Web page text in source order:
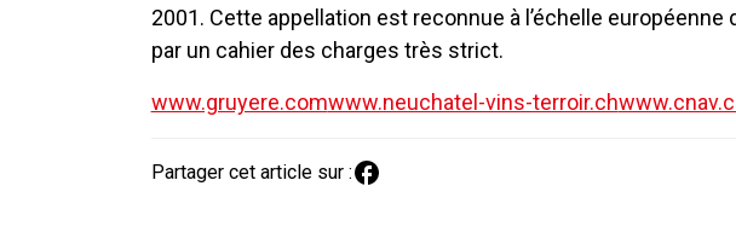
2001. Cette appellation est reconnue à l’échelle
par un cahier des charges très strict.
www.gruyere.comwww.neuchatel-vins-terroir.ch
Partager cet article sur :